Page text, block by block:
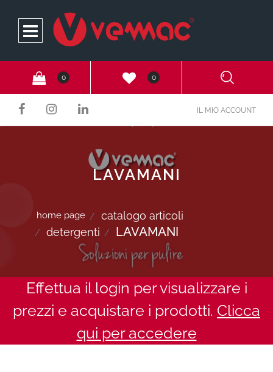
Open
0 0
IL MIO ACCOUNT
LAVAMANI
home page
catalogo articoli
detergenti
LAVAMANI
Effettua il login per visualizzare i
prezzi e acquistare i prodotti. Clicca
qui per accedere